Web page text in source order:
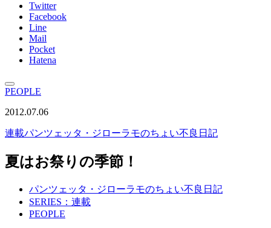
Twitter
Facebook
Line
Mail
Pocket
Hatena
PEOPLE
2012.07.06
連載パンツェッタ・ジローラモのちょい不良日記
夏はお祭りの季節！
パンツェッタ・ジローラモのちょい不良日記
SERIES：連載
PEOPLE